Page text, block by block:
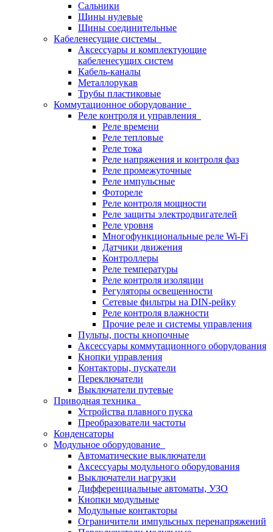
Сальники
Шины нулевые
Шины соединительные
Кабеленесущие системы
Аксессуары и комплектующие
кабеленесущих систем
Кабель-каналы
Металлорукав
Трубы пластиковые
Коммутационное оборудование
Реле контроля и управления
Реле времени
Реле тепловые
Реле тока
Реле напряжения и контроля фаз
Реле промежуточные
Реле импульсные
Фотореле
Реле контроля мощности
Реле защиты электродвигателей
Реле уровня
Многофункциональные реле Wi-Fi
Датчики движения
Контроллеры
Реле температуры
Реле контроля изоляции
Регуляторы освещенности
Сетевые фильтры на DIN-рейку
Реле контроля влажности
Прочие реле и системы управления
Пульты, посты кнопочные
Аксессуары коммутационного оборудования
Кнопки управления
Контакторы, пускатели
Переключатели
Выключатели путевые
Приводная техника
Устройства плавного пуска
Преобразователи частоты
Конденсаторы
Модульное оборудование
Автоматические выключатели
Аксессуары модульного оборудования
Выключатели нагрузки
Дифференциальные автоматы, УЗО
Кнопки модульные
Модульные контакторы
Ограничители импульсных перенапряжений